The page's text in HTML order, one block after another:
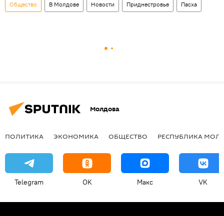
Общество В Молдове Новости Приднестровье Пасха
Молдова
ПОЛИТИКА ЭКОНОМИКА ОБЩЕСТВО РЕСПУБЛИКА
Telegram OK Макс VK